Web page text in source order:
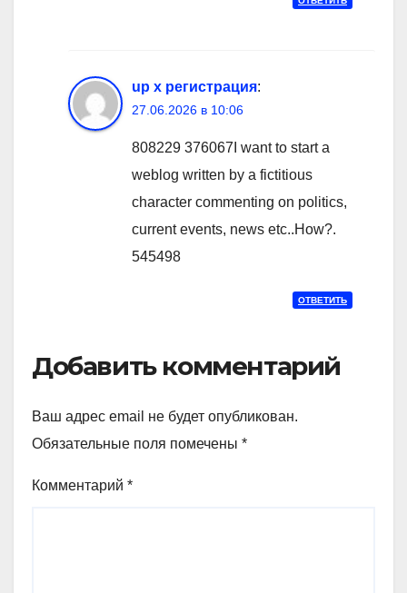
up x регистрация:
27.06.2026 в 10:06
808229 376067I want to start a
weblog written by a fictitious
character commenting on politics,
current events, news etc..How?.
545498
ОТВЕТИТЬ
Добавить комментарий
Ваш адрес email не будет опубликован.
Обязательные поля помечены *
Комментарий *